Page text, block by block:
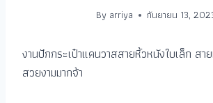
By arriya กันยายน 13,
งานปักกระเป๋าแคนวาสสายหิ้วหนังใบเล็ก สา
สวยงามมากจ้า